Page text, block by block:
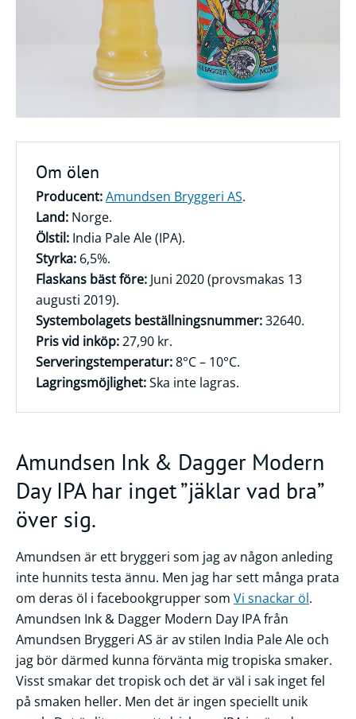
Om ölen
Producent:Amundsen Bryggeri AS.
Land: Norge.
Ölstil: India Pale Ale (IPA).
Styrka: 6,5%.
Flaskans bäst före: Juni 2020 (provsmakas 13
augusti 2019).
Systembolagets beställningsnummer:32640.
Pris vid inköp:27,90 kr.
Serveringstemperatur:8°C – 10°C.
Lagringsmöjlighet:Ska inte lagras.
Amundsen Ink & Dagger Modern
Day IPA har inget ”jäklar vad bra”
över sig.
Amundsen är ett bryggeri som jag av någon anleding
inte hunnits testa ännu. Men jag har sett många prata
om deras öl i facebookgrupper som Vi snackar öl.
Amundsen Ink & Dagger Modern Day IPA från
Amundsen Bryggeri AS är av stilen India Pale Ale och
jag bör därmed kunna förvänta mig tropiska smaker.
Visst smakar det tropisk och det är väl i sak inget fel
på smaken heller. Men det är ingen speciellt unik